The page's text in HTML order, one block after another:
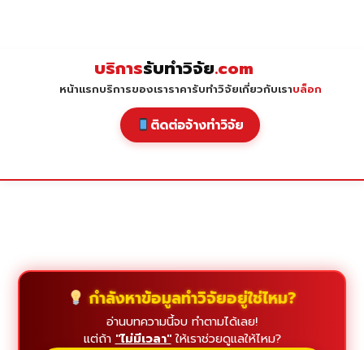
บริการรับทำวิจัย.com
หน้าแรกบริการของเราราคารับทำวิจัยเกี่ยวกับเราบล็อก
ติดต่อจ้างทำวิจัย
กำลังหาข้อมูลทำวิจัยอยู่ใช่ไหม?
อ่านบทความนี้จบ ทำตามได้เลย!
แต่ถ้า "ไม่มีเวลา"ให้เราช่วยดูแลให้ไหม?